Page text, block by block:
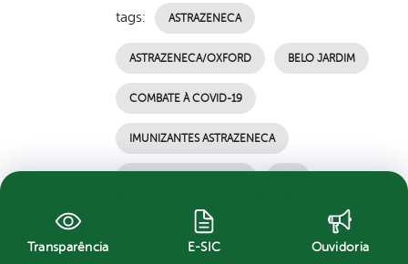
tags: ASTRAZENECA
ASTRAZENECA/OXFORD BELO JARDIM
COMBATE À COVID-19
IMUNIZANTES ASTRAZENECA
Transparência E-SIC Ouvidoria